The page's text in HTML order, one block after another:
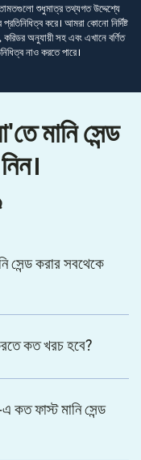
শুধুমাত্র তথ্যগত উদ্দেশ্যে
করে। আমরা কোনো নির্দিষ্ট
অনুযায়ী সহ এবং এখানে বর্ণিত
নাও করতে পারে।
মানি সেন্ড
সেন্ড করার সবথেকে
কত খরচ হবে?
কত ফাস্ট মানি সেন্ড